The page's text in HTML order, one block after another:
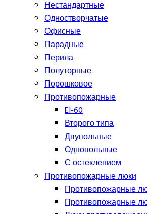
Нестандартные
Одностворчатые
Офисные
Парадные
Перила
Полуторные
Порошковое
Противопожарные
EI-60
Второго типа
Двупольные
Однопольные
С остеклением
Противопожарные люки
Противопожарные
Противопожарные